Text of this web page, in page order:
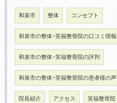
和泉市 整体 コンセプト
和泉市の整体･笑福整骨院の口コミ情報
和泉市の整体･笑福整骨院の評判
和泉市の整体･笑福整骨院の患者様の声
院長紹介 アクセス 笑福整骨院